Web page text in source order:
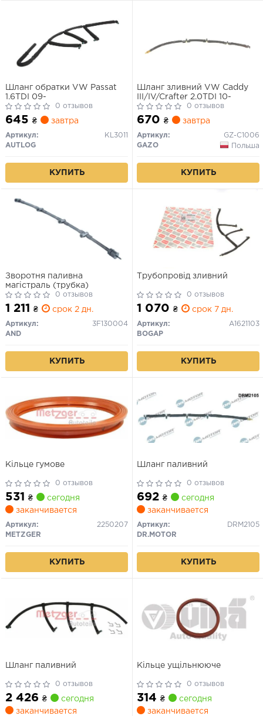
Шланг обратки VW Passat
1.6TDI 09-
0 отзывов
645 ₴ завтра
Артикул:
KL3011
AUTLOG
КУПИТЬ
Шланг зливний VW Caddy
III/IV/Crafter 2.0TDI 10-
0 отзывов
670 ₴ завтра
Артикул:
GZ-C1006
GAZO
Польша
КУПИТЬ
Зворотня паливна
магістраль (трубка)
0 отзывов
1 211 ₴ срок 2 дн.
Артикул:
3F130004
AND
КУПИТЬ
Трубопровід зливний
0 отзывов
1 070 ₴ срок 7 дн.
Артикул:
A1621103
BOGAP
КУПИТЬ
Кільце гумове
0 отзывов
531 ₴
сегодня
заканчивается
Артикул:
2250207
METZGER
КУПИТЬ
Шланг паливний
0 отзывов
692 ₴
сегодня
заканчивается
Артикул:
DRM2105
DR.MOTOR
КУПИТЬ
Шланг паливний
0 отзывов
2 426 ₴
сегодня
заканчивается
Кільце ущільнююче
0 отзывов
314 ₴
сегодня
заканчивается